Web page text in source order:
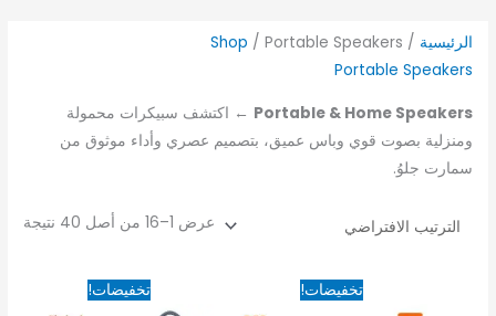
الرئيسية /
Shop / Portable Speakers
Portable Speakers
Portable & Home Speakers ← اكتشف سبيكرات محمولة
ومنزلية بصوت قوي وباس عميق، بتصميم عصري وأداء موثوق من
سمارت جلوُ.
عرض 1–16 من أصل 40 نتيجة
تخفيضات!
السعر
الأصلي
السعر
الحالي
تخفيضات!
السعر
الأصلي
السعر
الحالي